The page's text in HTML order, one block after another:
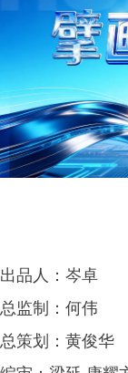
出品人：岑卓
总监制：何伟
总策划：黄俊华